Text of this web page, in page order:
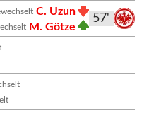
57'
C. Uzun
M. Götze